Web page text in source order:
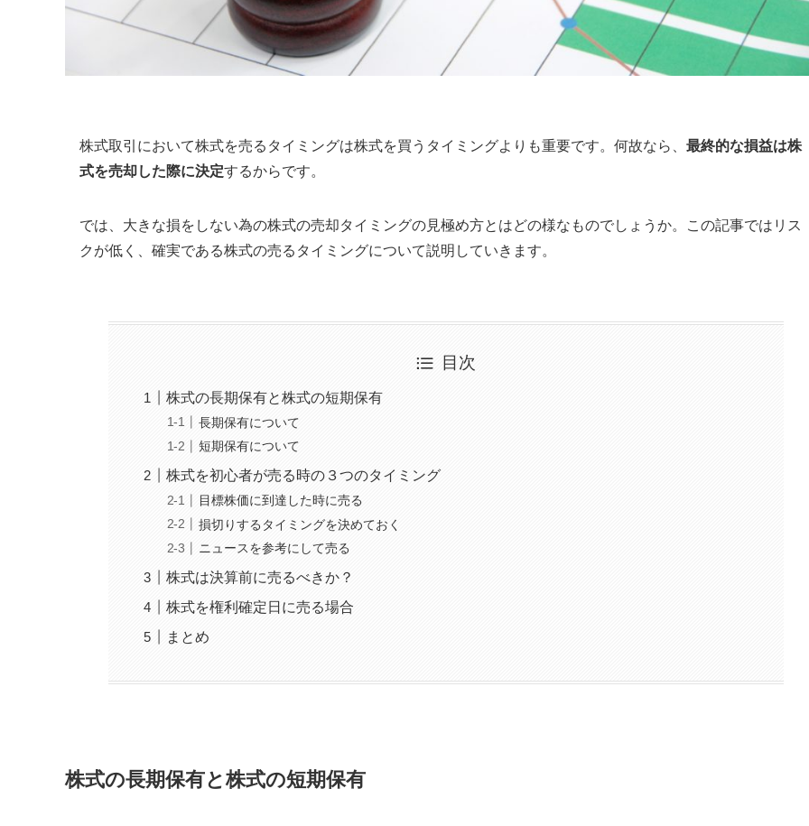
株式取引において株式を売るタイミングは株式を買うタイミングよりも重要です。何故なら、 最終的な損益は株
式を売却した際に決定するからです。
では、大きな損をしない為の株式の売却タイミングの見極め方とはどの様なものでしょうか。この記事ではリス
クが低く、確実である株式の売るタイミングについて説明していきます。
目次
株式の長期保有と株式の短期保有
長期保有について
短期保有について
株式を初心者が売る時の３つのタイミング
目標株価に到達した時に売る
損切りするタイミングを決めておく
ニュースを参考にして売る
株式は決算前に売るべきか？
株式を権利確定日に売る場合
まとめ
株式の長期保有と株式の短期保有